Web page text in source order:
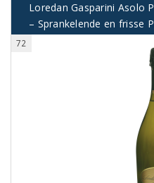
Loredan Gasparini Asolo
– Sprankelende en frisse
72